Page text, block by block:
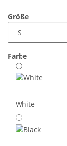
Größe
Farbe
White